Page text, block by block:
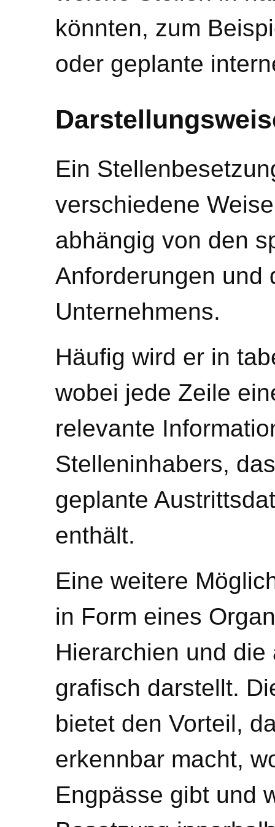
könnten, zum
oder geplante
Ein
verschiedene
abhängig von den
Anforderungen und
Unternehmens.
Häufig wird er in
wobei jede Zeile
relevante
Stelleninhabers,
geplante
enthält.
Eine weitere
in Form eines
Hierarchien und
grafisch darstellt.
bietet den Vorteil,
erkennbar macht,
Engpässe gibt und